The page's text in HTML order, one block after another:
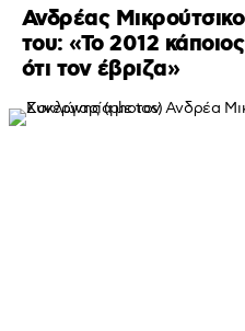
Ανδρέας
του: «Το 2012
ότι τον έβριζα»